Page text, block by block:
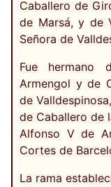
Caballero de
de Marsá, y de
Señora de
Fue hermano
Armengol y de
de
de Caballero de
Alfonso V de
Cortes de
La rama